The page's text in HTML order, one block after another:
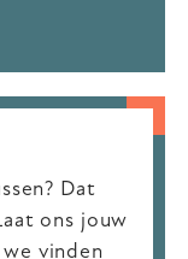
Dat
ons jouw
vinden